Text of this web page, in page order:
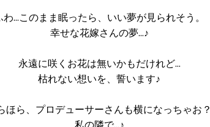
わ…このまま眠ったら、いい夢が見られそう。
幸せな花嫁さんの夢…♪
永遠に咲くお花は無いかもだけれど…
枯れない想いを、誓います♪
ほら、プロデューサーさんも横になっちゃお？